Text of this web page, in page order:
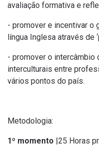
avaliação formativa e
- promover e incentivar o
língua Inglesa através de
- promover o intercâmbio
interculturais entre
vários pontos do país.
Metodologia:
1º momento |25 Horas